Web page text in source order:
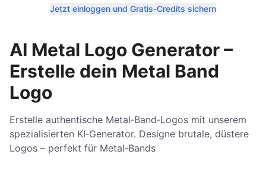
Jetzt einloggen und Gratis‑Credits sichern
AI Metal Logo Generator –
Erstelle dein Metal Band
Logo
Erstelle authentische Metal‑Band‑Logos mit unserem
spezialisierten KI‑Generator. Designe brutale, düstere
Logos – perfekt für Metal‑Bands